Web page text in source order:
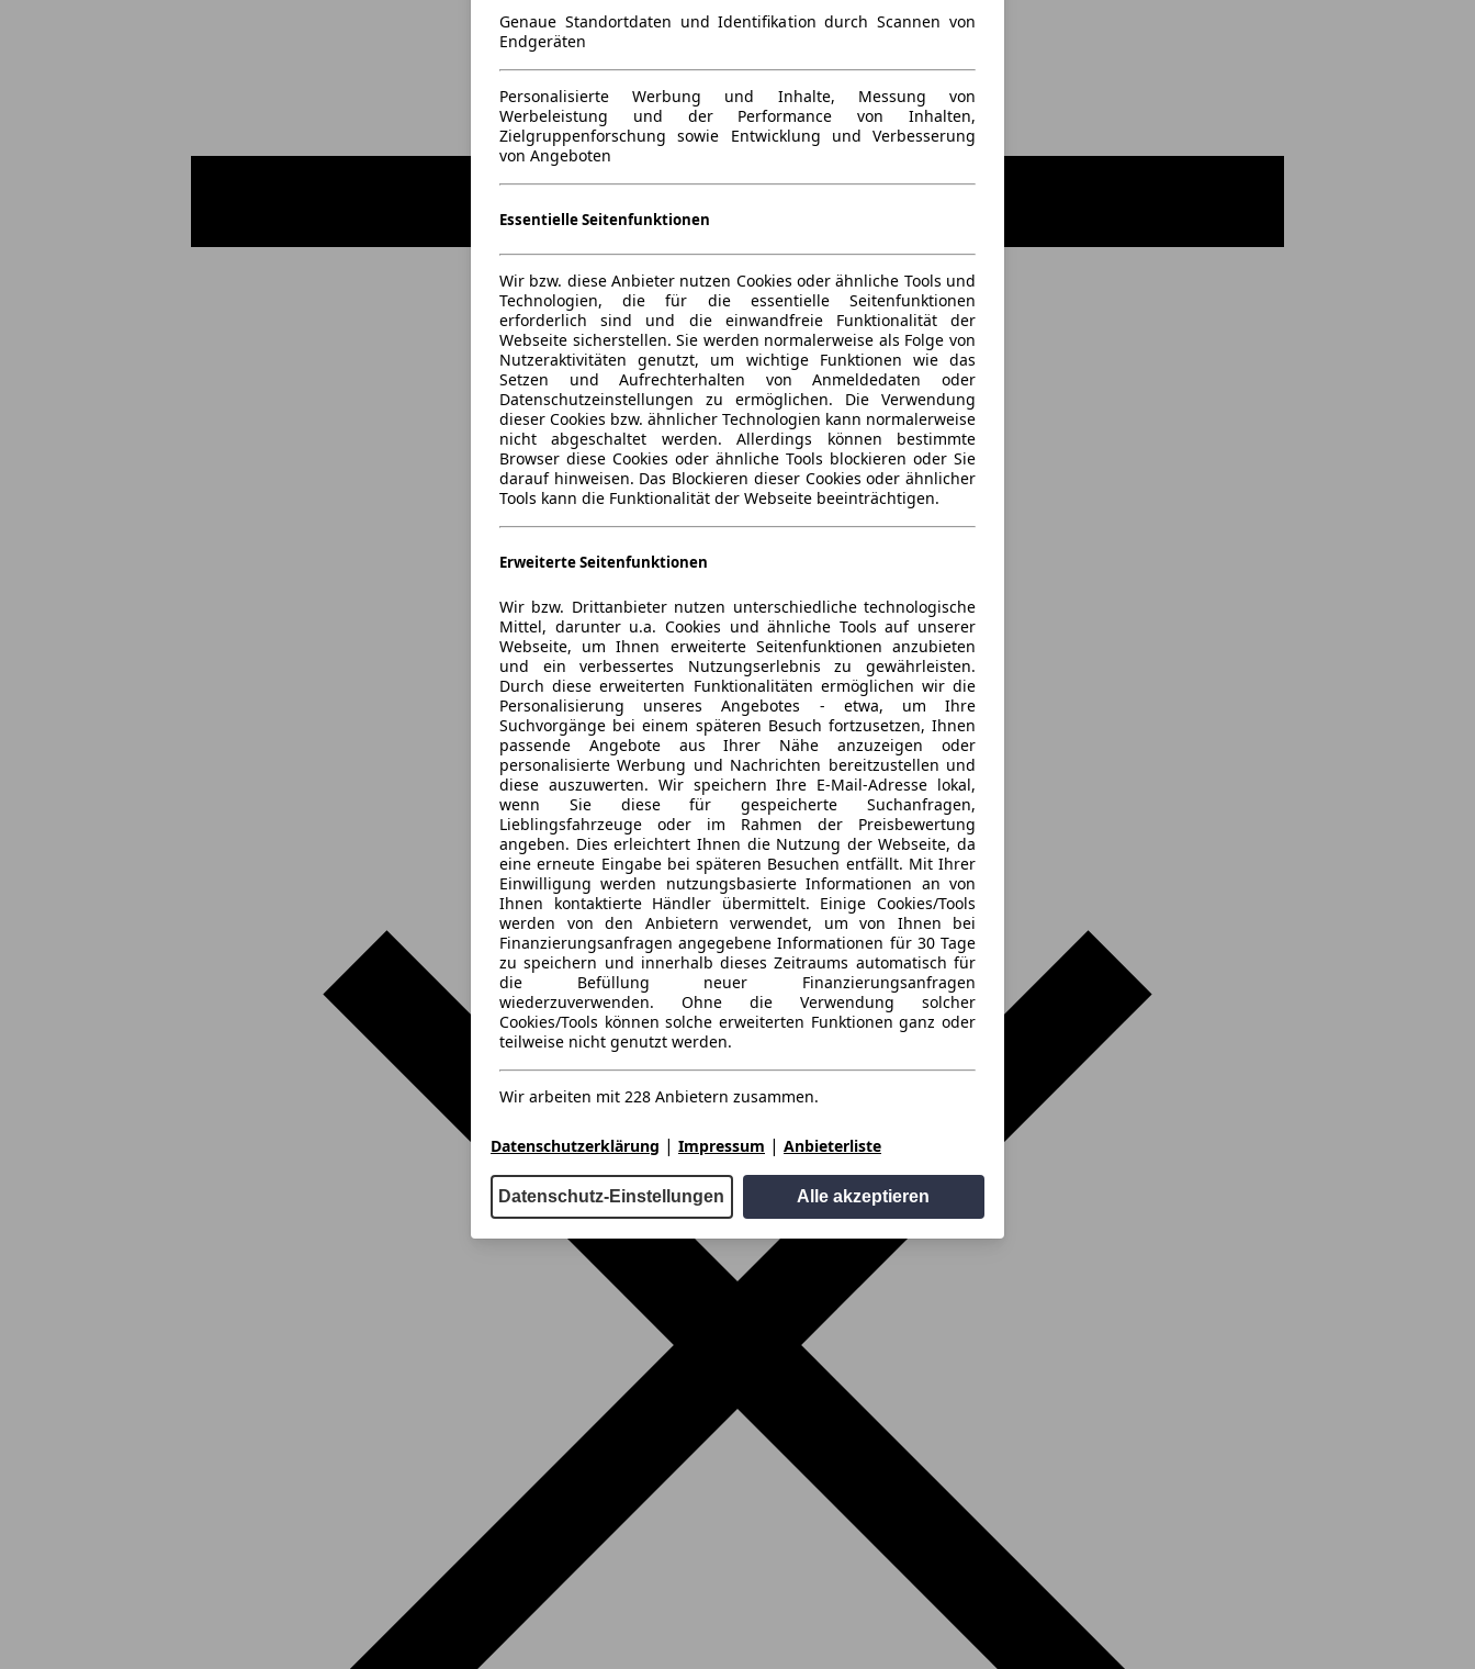
Genaue Standortdaten und Identifikation durch Scannen von
Endgeräten
Personalisierte Werbung und Inhalte, Messung von
Werbeleistung und der Performance von Inhalten,
Zielgruppenforschung sowie Entwicklung und Verbesserung
von Angeboten
Essentielle Seitenfunktionen
Wir bzw. diese Anbieter nutzen Cookies oder ähnliche Tools und
Technologien, die für die essentielle Seitenfunktionen
erforderlich sind und die einwandfreie Funktionalität der
Webseite sicherstellen. Sie werden normalerweise als Folge von
Nutzeraktivitäten genutzt, um wichtige Funktionen wie das
Setzen und Aufrechterhalten von Anmeldedaten oder
Datenschutzeinstellungen zu ermöglichen. Die Verwendung
dieser Cookies bzw. ähnlicher Technologien kann normalerweise
nicht abgeschaltet werden. Allerdings können bestimmte
Browser diese Cookies oder ähnliche Tools blockieren oder Sie
darauf hinweisen. Das Blockieren dieser Cookies oder ähnlicher
Tools kann die Funktionalität der Webseite beeinträchtigen.
Erweiterte Seitenfunktionen
Wir bzw. Drittanbieter nutzen unterschiedliche technologische
Mittel, darunter u.a. Cookies und ähnliche Tools auf unserer
Webseite, um Ihnen erweiterte Seitenfunktionen anzubieten
und ein verbessertes Nutzungserlebnis zu gewährleisten.
Durch diese erweiterten Funktionalitäten ermöglichen wir die
Personalisierung unseres Angebotes - etwa, um Ihre
Suchvorgänge bei einem späteren Besuch fortzusetzen, Ihnen
passende Angebote aus Ihrer Nähe anzuzeigen oder
personalisierte Werbung und Nachrichten bereitzustellen und
diese auszuwerten. Wir speichern Ihre E-Mail-Adresse lokal,
wenn Sie diese für gespeicherte Suchanfragen,
Lieblingsfahrzeuge oder im Rahmen der Preisbewertung
angeben. Dies erleichtert Ihnen die Nutzung der Webseite, da
eine erneute Eingabe bei späteren Besuchen entfällt. Mit Ihrer
Einwilligung werden nutzungsbasierte Informationen an von
Ihnen kontaktierte Händler übermittelt. Einige Cookies/Tools
werden von den Anbietern verwendet, um von Ihnen bei
Finanzierungsanfragen angegebene Informationen für 30 Tage
zu speichern und innerhalb dieses Zeitraums automatisch für
die Befüllung neuer Finanzierungsanfragen
wiederzuverwenden. Ohne die Verwendung solcher
Cookies/Tools können solche erweiterten Funktionen ganz oder
teilweise nicht genutzt werden.
Wir arbeiten mit 228 Anbietern zusammen.
Datenschutzerklärung | Impressum | Anbieterliste
Datenschutz-Einstellungen Alle akzeptieren